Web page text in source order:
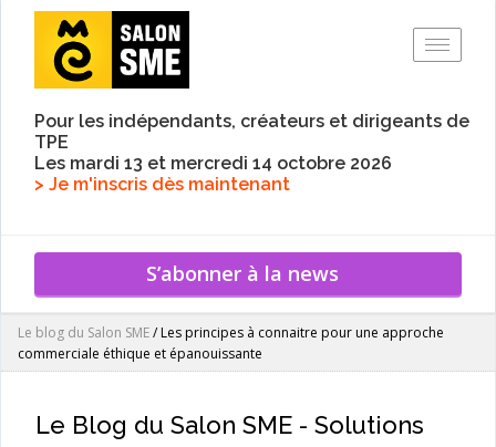
Pour les indépendants, créateurs et dirigeants de
TPE
Les mardi 13 et mercredi 14 octobre 2026
> Je m'inscris dès maintenant
S’abonner à la news
Le blog du Salon SME/Les principes à connaitre pour une approche
commerciale éthique et épanouissante
Le Blog du Salon SME - Solutions